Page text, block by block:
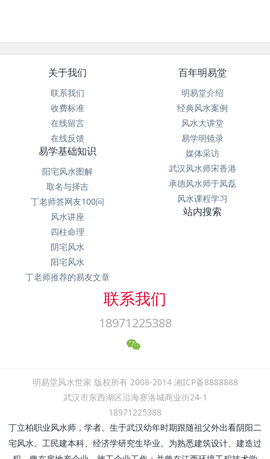
关于我们
联系我们
收费标准
在线留言
在线反馈
百年明易堂
明易堂介绍
经典风水案例
风水大讲堂
易学明镜录
媒体采访
武汉风水师宋香港
承德风水师于凤磊
风水课程学习
易学基础知识
阳宅风水图解
取名与择吉
丁老师答网友100问
风水讲座
四柱命理
阴宅风水
阳宅风水
丁老师推荐的易友文章
站内搜索
联系我们
18971225388
明易堂风水世家 版权所有 2008-2014 湘ICP备8888888
武汉市东西湖区沿海赛洛城商业街24-1
18971225388
丁立柏职业风水师，学者。生于武汉幼年时期跟随祖父外出看阴阳二
宅风水。工民建本科、经济学研究生毕业。为熟悉建筑设计、建造过